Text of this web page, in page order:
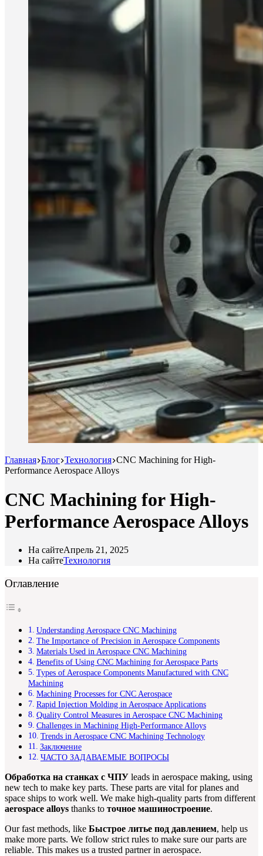
Главная Блог Технология CNC Machining for High-
Performance Aerospace Alloys
CNC Machining for High-
Performance Aerospace Alloys
На сайтеАпрель 21, 2025
На сайтеТехнология
Оглавление
Understanding Aerospace CNC Machining
The Importance of Precision in Aerospace Components
Materials Used in Aerospace CNC Machining
Benefits of Using CNC Machining for Aerospace Parts
Types of Aerospace Components Manufactured with CNC
Machining
Machining Processes for CNC Aerospace
Rapid Injection Molding in Aerospace Applications
Quality Control Measures in Aerospace CNC Machining
Challenges in Machining High-Performance Alloys
Trends in Aerospace CNC Machining Technology
Заключение
ЧАСТО ЗАДАВАЕМЫЕ ВОПРОСЫ
Обработка на станках с ЧПУ leads in aerospace making, using
new tech to make key parts. These parts are vital for planes and
space ships to work well. We make high-quality parts from different
aerospace alloys thanks to точное машиностроение.
Our fast methods, like Быстрое литье под давлением, help us
make more parts. We follow strict rules to make sure our parts are
reliable. This makes us a trusted partner in aerospace.